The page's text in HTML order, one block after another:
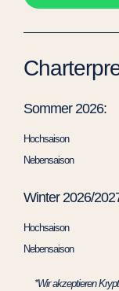
Sommer 2026:
Hochsaison
Nebensaison
Winter 2026/
Hochsaison
Nebensaison
*Wir akzeptieren